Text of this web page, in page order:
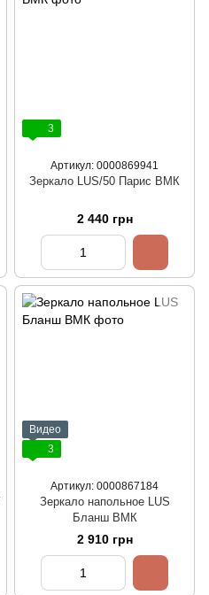
3
Артикул: 0000869941
Зеркало LUS/50 Парис ВМК
2 440 грн
Видео
3
Артикул: 0000867184
Зеркало напольное LUS
Бланш ВМК
2 910 грн